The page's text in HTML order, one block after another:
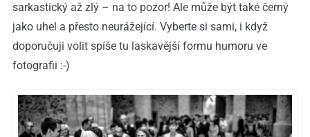
sarkastický až zlý – na to pozor! Ale může být také černý
jako uhel a přesto neurážející. Vyberte si sami, i když
doporučuji volit spíše tu laskavější formu humoru ve
fotografii :-)